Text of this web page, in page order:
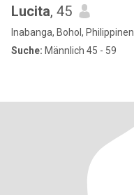
Lucita, 45
Inabanga, Bohol, Philippinen
Suche: Männlich 45 - 59